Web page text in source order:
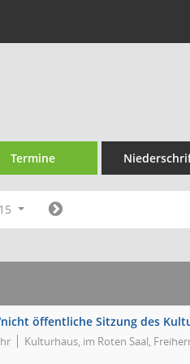
Termine
öffentliche Sitzung des
Kulturhaus, im Roten Saal,